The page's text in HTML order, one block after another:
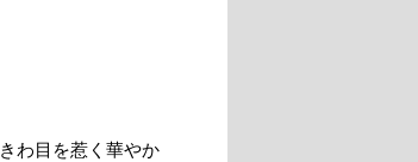
わ目を惹く華やか